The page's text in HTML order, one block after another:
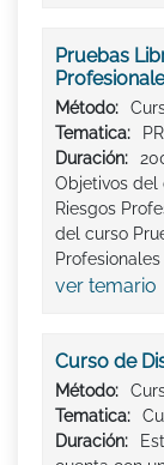
Pruebas
Método:
Tematica:
Duración:
Objetivos del
Riesgos
del curso
ver temario
Curso de
Método:
Tematica:
Duración: